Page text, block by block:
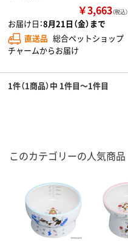
￥3,663（税込）
お届け日：8月21日（金）まで
直送品 総合ペットショップ
チャームからお届け
1件（1商品）中 1件目～1件目
このカテゴリーの人気商品